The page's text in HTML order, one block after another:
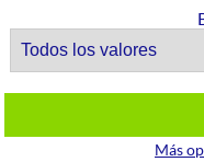
Más